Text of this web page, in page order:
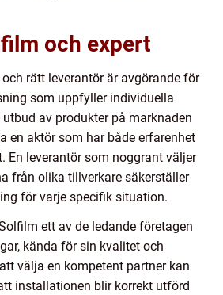
och expert
rätt leverantör är avgörande för
som uppfyller individuella
av produkter på marknaden
en aktör som har både erfarenhet
En leverantör som noggrant väljer
från olika tillverkare säkerställer
för varje specifik situation.
ett av de ledande företagen
kända för sin kvalitet och
välja en kompetent partner kan
installationen blir korrekt utförd